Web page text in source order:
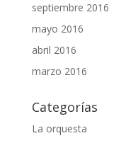
septiembre 2016
mayo 2016
abril 2016
marzo 2016
Categorías
La orquesta